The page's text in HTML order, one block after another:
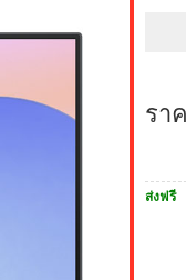
รา
ส่งฟรี